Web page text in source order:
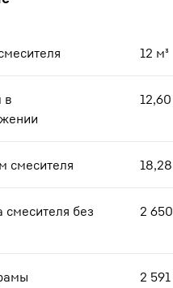
12 м³
в
12,60
смесителя 18,28
без
2 650
2 591